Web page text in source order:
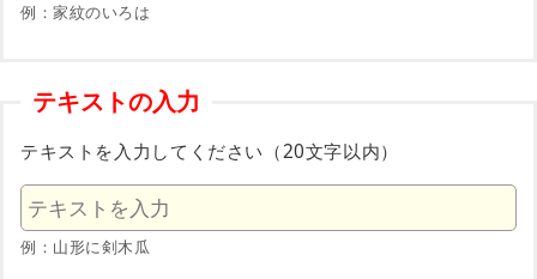
例：家紋のいろは
テキストの入力
テキストを入力してください（20文字以内）
例：山形に剣木瓜